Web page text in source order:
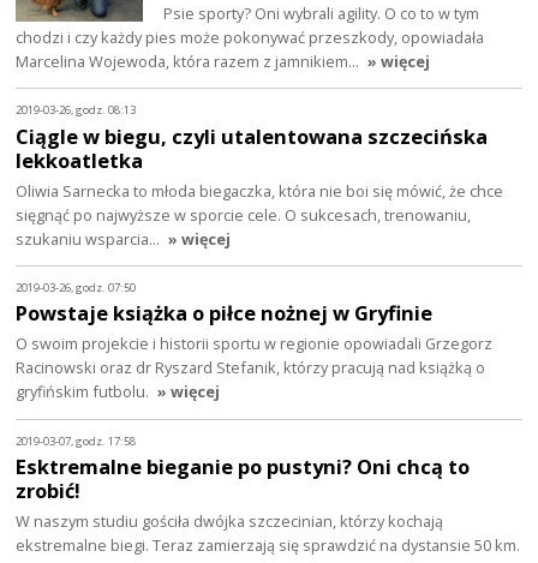
Psie sporty? Oni wybrali agility. O co to w tym
chodzi i czy każdy pies może pokonywać przeszkody, opowiadała
Marcelina Wojewoda, która razem z jamnikiem… » więcej
2019-03-26, godz. 08:13
Ciągle w biegu, czyli utalentowana szczecińska
lekkoatletka
Oliwia Sarnecka to młoda biegaczka, która nie boi się mówić, że chce
sięgnąć po najwyższe w sporcie cele. O sukcesach, trenowaniu,
szukaniu wsparcia… » więcej
2019-03-26, godz. 07:50
Powstaje książka o piłce nożnej w Gryfinie
O swoim projekcie i historii sportu w regionie opowiadali Grzegorz
Racinowski oraz dr Ryszard Stefanik, którzy pracują nad książką o
gryfińskim futbolu. » więcej
2019-03-07, godz. 17:58
Esktremalne bieganie po pustyni? Oni chcą to
zrobić!
W naszym studiu gościła dwójka szczecinian, którzy kochają
ekstremalne biegi. Teraz zamierzają się sprawdzić na dystansie 50 km.